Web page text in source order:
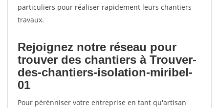
particuliers pour réaliser rapidement leurs chantiers
travaux.
Rejoignez notre réseau pour
trouver des chantiers à Trouver-
des-chantiers-isolation-miribel-
01
Pour pérénniser votre entreprise en tant qu'artisan